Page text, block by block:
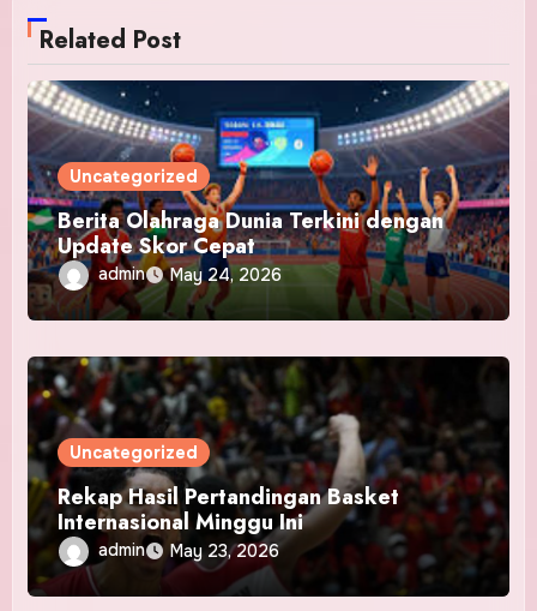
Related Post
Uncategorized
Berita Olahraga Dunia Terkini dengan
Update Skor Cepat
admin May 24, 2026
Uncategorized
Rekap Hasil Pertandingan Basket
Internasional Minggu Ini
admin May 23, 2026